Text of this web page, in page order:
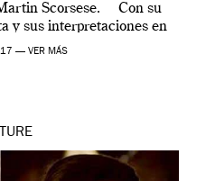
Scorsese. Con su
y sus interpretaciones en
de […]
— VER MÁS